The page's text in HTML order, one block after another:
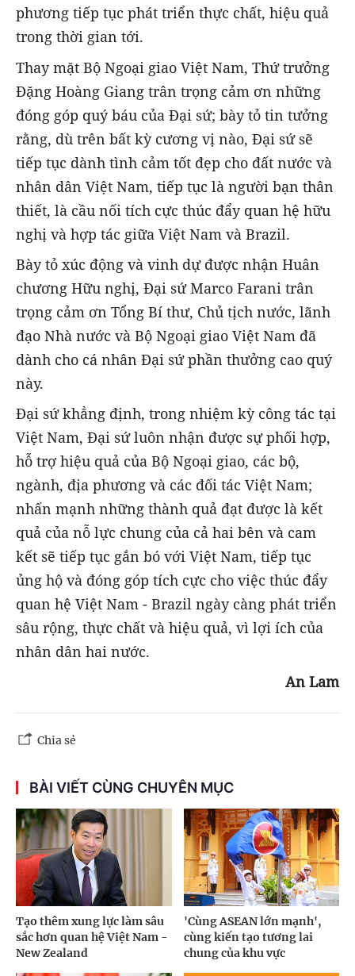
phương tiếp tục phát triển thực chất, hiệu quả
trong thời gian tới.
Thay mặt Bộ Ngoại giao Việt Nam, Thứ trưởng
Đặng Hoàng Giang trân trọng cảm ơn những
đóng góp quý báu của Đại sứ; bày tỏ tin tưởng
rằng, dù trên bất kỳ cương vị nào, Đại sứ sẽ
tiếp tục dành tình cảm tốt đẹp cho đất nước và
nhân dân Việt Nam, tiếp tục là người bạn thân
thiết, là cầu nối tích cực thúc đẩy quan hệ hữu
nghị và hợp tác giữa Việt Nam và Brazil.
Bày tỏ xúc động và vinh dự được nhận Huân
chương Hữu nghị, Đại sứ Marco Farani trân
trọng cảm ơn Tổng Bí thư, Chủ tịch nước, lãnh
đạo Nhà nước và Bộ Ngoại giao Việt Nam đã
dành cho cá nhân Đại sứ phần thưởng cao quý
này.
Đại sứ khẳng định, trong nhiệm kỳ công tác tại
Việt Nam, Đại sứ luôn nhận được sự phối hợp,
hỗ trợ hiệu quả của Bộ Ngoại giao, các bộ,
ngành, địa phương và các đối tác Việt Nam;
nhấn mạnh những thành quả đạt được là kết
quả của nỗ lực chung của cả hai bên và cam
kết sẽ tiếp tục gắn bó với Việt Nam, tiếp tục
ủng hộ và đóng góp tích cực cho việc thúc đẩy
quan hệ Việt Nam - Brazil ngày càng phát triển
sâu rộng, thực chất và hiệu quả, vì lợi ích của
nhân dân hai nước.
An Lam
Chia sẻ
BÀI VIẾT CÙNG CHUYÊN MỤC
Tạo thêm xung lực làm sâu
sắc hơn quan hệ Việt Nam -
New Zealand
'Cùng ASEAN lớn mạnh',
cùng kiến tạo tương lai
chung của khu vực